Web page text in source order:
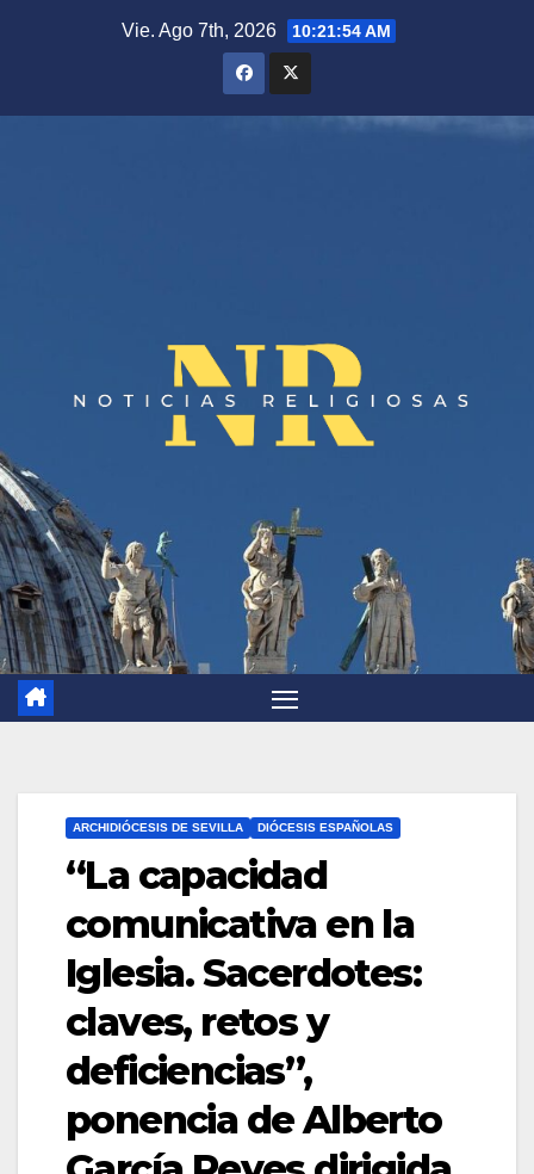
Vie. Ago 7th, 2026 10:21:54 AM
ARCHIDIÓCESIS DE SEVILLA DIÓCESIS ESPAÑOLAS
“La capacidad
comunicativa en la
Iglesia. Sacerdotes:
claves, retos y
deficiencias”,
ponencia de Alberto